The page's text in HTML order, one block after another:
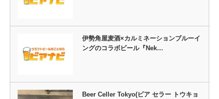
伊勢角屋麦酒×カルミネーションブルーイ
ングのコラボビール『Nek…
Beer Celler Tokyo(ビア セラー トウキョ